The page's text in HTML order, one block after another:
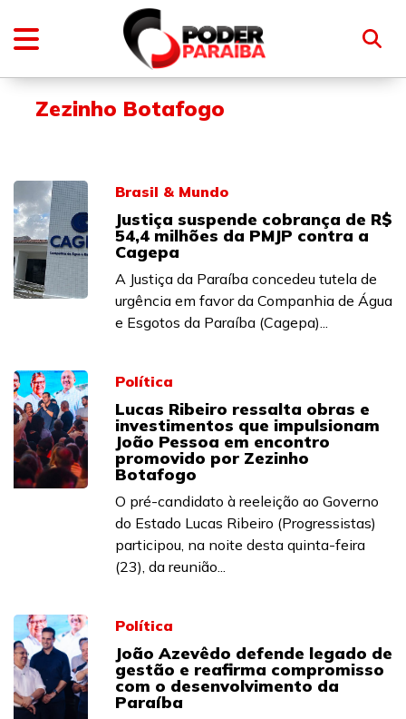
Zezinho Botafogo
Brasil & Mundo
Justiça suspende cobrança de R$
54,4 milhões da PMJP contra a
Cagepa
A Justiça da Paraíba concedeu tutela de
urgência em favor da Companhia de Água
e Esgotos da Paraíba (Cagepa)...
Política
Lucas Ribeiro ressalta obras e
investimentos que impulsionam
João Pessoa em encontro
promovido por Zezinho
Botafogo
O pré-candidato à reeleição ao Governo
do Estado Lucas Ribeiro (Progressistas)
participou, na noite desta quinta-feira
(23), da reunião...
Política
João Azevêdo defende legado de
gestão e reafirma compromisso
com o desenvolvimento da
Paraíba